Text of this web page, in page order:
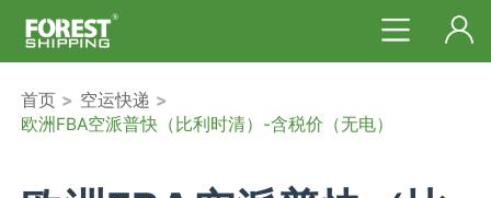
首页 > 空运快递 >
欧洲FBA空派普快（比利时清）-含税价（无电）